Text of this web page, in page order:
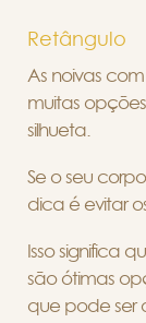
Retângulo
As noivas
muitas
silhueta.
Se o seu
dica é evitar
Isso significa
são ótimas
que pode ser